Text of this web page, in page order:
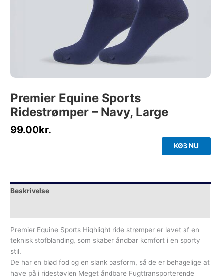
Premier Equine Sports
Ridestrømper – Navy, Large
99.00kr.
KØB NU
Beskrivelse
Premier Equine Sports Highlight ride strømper er lavet af en
teknisk stofblanding, som skaber åndbar komfort i en sporty
stil.
De har en blød fod og en slank pasform, så de er behagelige at
have på i ridestøvlen Meget åndbare Fugttransporterende